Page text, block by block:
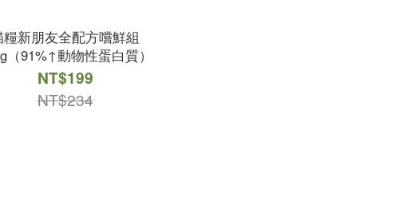
糧新朋友全配方嚐鮮組
（91%↑動物性蛋白質）
NT$199
NT$234